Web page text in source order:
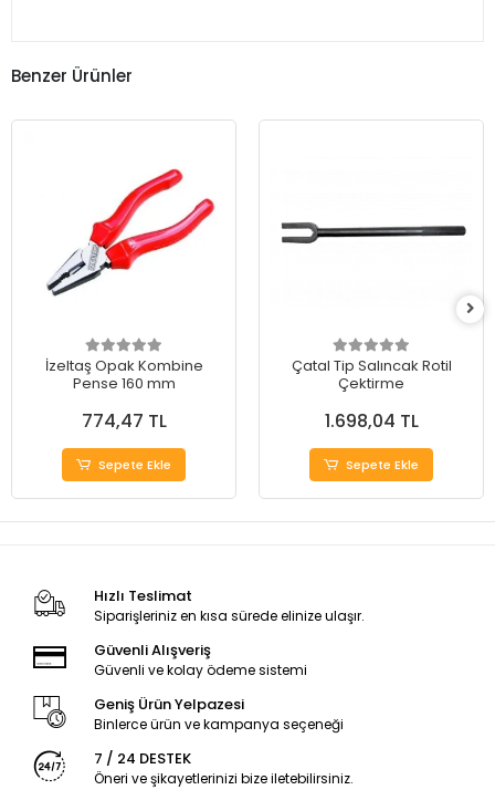
Benzer Ürünler
İzeltaş Opak Kombine
Pense 160 mm
774,47 TL
Sepete Ekle
Çatal Tip Salıncak Rotil
Çektirme
1.698,04 TL
Sepete Ekle
Hızlı Teslimat
Siparişleriniz en kısa sürede elinize ulaşır.
Güvenli Alışveriş
Güvenli ve kolay ödeme sistemi
Geniş Ürün Yelpazesi
Binlerce ürün ve kampanya seçeneği
7 / 24 DESTEK
Öneri ve şikayetlerinizi bize iletebilirsiniz.